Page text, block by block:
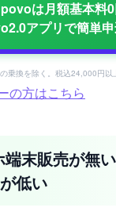
は月額基本料
アプリで簡単申
乗換を除く。税込24,000円以
の方はこちら
末販売が無
低い